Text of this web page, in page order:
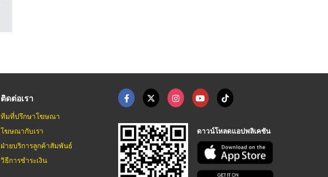
ติดต่อเรา
ทีมที่ปรึกษาโฆษณา
โฆษณากับเรา
ฝ่ายบริการลูกค้าสัมพันธ์
วิธีการชำระเงิน
ดาวน์โหลดแอปพลิเคชัน